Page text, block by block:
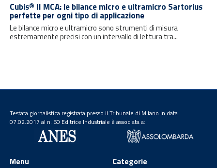
Cubis® II MCA: le bilance micro e ultramicro Sartorius
perfette per ogni tipo di applicazione
Le bilance micro e ultramicro sono strumenti di misura
estremamente precisi con un intervallo di lettura tra...
Testata giornalistica registrata presso il Tribunale di Milano in data
07.02.2017 al n. 60 Editrice Industriale è associata a:
Menu Categorie